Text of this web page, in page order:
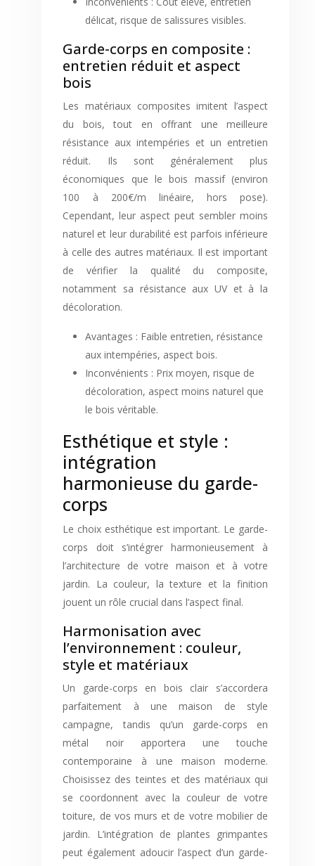
délicat, risque de salissures visibles.
Garde-corps en composite :
entretien réduit et aspect
bois
Les matériaux composites imitent l’aspect
du bois, tout en offrant une meilleure
résistance aux intempéries et un entretien
réduit. Ils sont généralement plus
économiques que le bois massif (environ
100 à 200€/m linéaire, hors pose).
Cependant, leur aspect peut sembler moins
naturel et leur durabilité est parfois inférieure
à celle des autres matériaux. Il est important
de vérifier la qualité du composite,
notamment sa résistance aux UV et à la
décoloration.
Avantages : Faible entretien, résistance
aux intempéries, aspect bois.
Inconvénients : Prix moyen, risque de
décoloration, aspect moins naturel que
le bois véritable.
Esthétique et style :
intégration
harmonieuse du garde-
corps
Le choix esthétique est important. Le garde-
corps doit s’intégrer harmonieusement à
l’architecture de votre maison et à votre
jardin. La couleur, la texture et la finition
jouent un rôle crucial dans l’aspect final.
Harmonisation avec
l’environnement : couleur,
style et matériaux
Un garde-corps en bois clair s’accordera
parfaitement à une maison de style
campagne, tandis qu’un garde-corps en
métal noir apportera une touche
contemporaine à une maison moderne.
Choisissez des teintes et des matériaux qui
se coordonnent avec la couleur de votre
toiture, de vos murs et de votre mobilier de
jardin. L’intégration de plantes grimpantes
peut également adoucir l’aspect d’un garde-